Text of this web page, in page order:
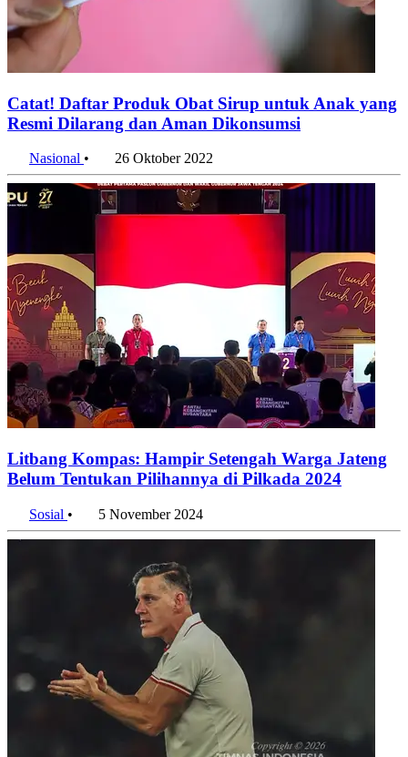
Catat! Daftar Produk Obat Sirup untuk Anak yang
Resmi Dilarang dan Aman Dikonsumsi
Nasional• 26 Oktober 2022
Litbang Kompas: Hampir Setengah Warga Jateng
Sosial• 5 November 2024